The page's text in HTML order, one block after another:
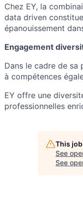
Chez EY, la
data driven
épanouissement
Engagement
Dans le cadre de sa
à compétences
EY offre une
professionnelles
This
See
See